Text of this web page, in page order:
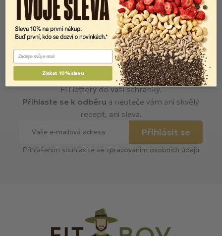
Newsletter
FITlettery do vaší schránky.
Přihlaste se k odběru a neuteče vám ani skvělý
recept, ani sleva.
Přihlásit se
Přihlášením souhlasíte se zpracováním osobních údajů
Email
Získat 10% slevu